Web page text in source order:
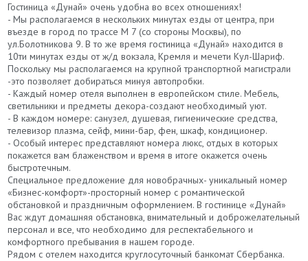
Гостиница «Дунай» очень удобна во всех отношениях!
- Мы располагаемся в нескольких минутах езды от центра, при
въезде в город по трассе М 7 (со стороны Москвы), по
ул.Болотникова 9. В то же время гостиница «Дунай» находится в
10ти минутах езды от ж/д вокзала, Кремля и мечети Кул-Шариф.
Поскольку мы располагаемся на крупной транспортной магистрали
-это позволяет добираться минуя автопробки.
- Каждый номер отеля выполнен в европейском стиле. Мебель,
светильники и предметы декора-создают необходимый уют.
- В каждом номере: санузел, душевая, гигиенические средства,
телевизор плазма, сейф, мини-бар, фен, шкаф, кондиционер.
- Особый интерес представляют номера люкс, отдых в которых
покажется вам блаженством и время в итоге окажется очень
быстротечным.
Специальное предложение для новобрачных- уникальный номер
«Бизнес-комфорт»-просторный номер с романтической
обстановкой и праздничным оформлением. В гостинице «Дунай»
Вас ждут домашняя обстановка, внимательный и доброжелательный
персонал и все, что необходимо для респектабельного и
комфортного пребывания в нашем городе.
Рядом с отелем находится круглосуточный банкомат Сбербанка.